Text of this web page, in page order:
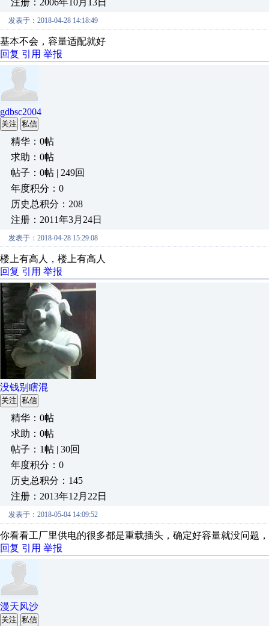
注册：2006年10月13日
发表于：2018-04-28 14:18:49
基本不会，容量适配就好
回复 引用 举报
gdbsc2004
关注 私信
精华：0帖
求助：0帖
帖子：0帖 | 249回
年度积分：0
历史总积分：208
注册：2011年3月24日
发表于：2018-04-28 15:29:08
楼上有高人，楼上有高人
回复 引用 举报
没钱别瞎混
关注 私信
精华：0帖
求助：0帖
帖子：1帖 | 30回
年度积分：0
历史总积分：145
注册：2013年12月22日
发表于：2018-05-04 14:09:52
你看看工厂里供电的很多都是重载插头，确定好容量就没问题
回复 引用 举报
漫天风沙
关注 私信